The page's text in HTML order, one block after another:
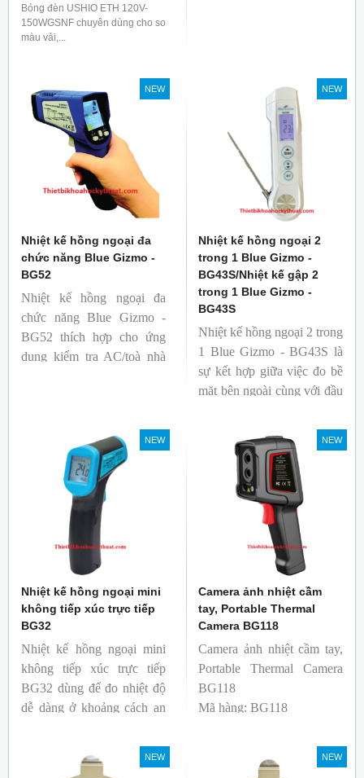
Bóng đèn USHIO ETH 120V-
150WGSNF chuyên dùng cho so
màu vải,...
NEW
Nhiệt kế hồng ngoại đa
chức năng Blue Gizmo -
BG52
Nhiệt kế hồng ngoại đa
chức năng Blue Gizmo -
BG52 thích hợp cho ứng
dụng kiểm tra AC/toà nhà
NEW
Nhiệt kế hồng ngoại 2
trong 1 Blue Gizmo -
BG43S/Nhiệt kế gập 2
trong 1 Blue Gizmo -
BG43S
Nhiệt kế hồng ngoại 2 trong
1 Blue Gizmo - BG43S là
sự kết hợp giữa việc đo bề
mặt bên ngoài cùng với đầu
Nhiệt kế thích hợp cho
ngành công nghiệp thực
NEW
Nhiệt kế hồng ngoại mini
không tiếp xúc trực tiếp
BG32
Nhiệt kế hồng ngoại mini
không tiếp xúc trực tiếp
BG32 dùng để đo nhiệt độ
dễ dàng ở khoảng cách an
độ phát xạ nhanh và cố
định giúp người mới bắt
NEW
Camera ảnh nhiệt cầm
tay, Portable Thermal
Camera BG118
Camera ảnh nhiệt cầm tay,
Portable Thermal Camera
BG118
Mã hàng: BG118
NEW NEW